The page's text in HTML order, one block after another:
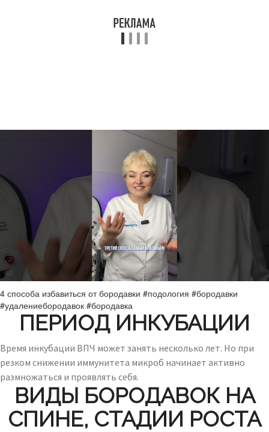
4 способа избавиться от бородавки #подология #бородавки
#удалениебородавок #бородавка
ПЕРИОД ИНКУБАЦИИ
Время инкубации ВПЧ может занять несколько лет. Но при
резком снижении иммунитета микроб начинает активно
размножаться и проявлять себя.
ВИДЫ БОРОДАВОК НА
СПИНЕ, СТАДИИ РОСТА